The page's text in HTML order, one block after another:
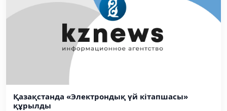
Қазақстанда «Электрондық үй кітапшасы»
құрылды